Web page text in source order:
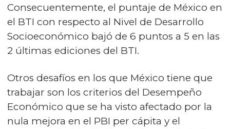
Consecuentemente, el puntaje de México en
el BTI con respecto al Nivel de Desarrollo
Socioeconómico bajó de 6 puntos a 5 en las
2 últimas ediciones del BTI.
Otros desafíos en los que México tiene que
trabajar son los criterios del Desempeño
Económico que se ha visto afectado por la
nula mejora en el PBI per cápita y el